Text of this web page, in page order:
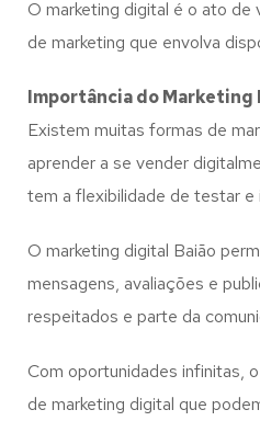
O marketing digital é o ato de
de marketing que envolva
Importância do Marketing
Existem muitas formas de
aprender a se vender
tem a flexibilidade de testar e
O marketing digital Baião
mensagens, avaliações e
respeitados e parte da
Com oportunidades infinitas,
de marketing digital que